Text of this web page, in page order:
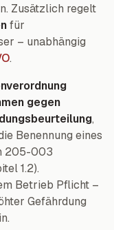
Zusätzlich regelt
für
– unabhängig
.
gegen
,
Benennung eines
205-003
1.2).
Betrieb Pflicht –
Gefährdung